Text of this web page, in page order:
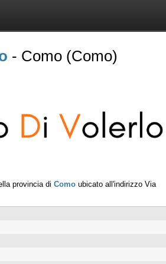
- Como (Como)
provincia di Como ubicato all'indirizzo Via